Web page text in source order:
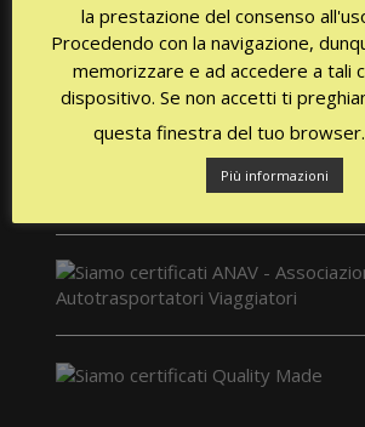
la prestazione del consenso
Procedendo con la navigazione,
memorizzare e ad accedere a tali
dispositivo. Se non accetti ti
questa finestra del tuo browser.
Più informazioni